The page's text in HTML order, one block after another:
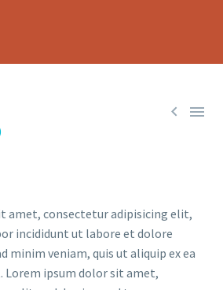
 
amet, consectetur adipisicing elit,
incididunt ut labore et dolore
minim veniam, quis ut aliquip ex ea
Lorem ipsum dolor sit amet,